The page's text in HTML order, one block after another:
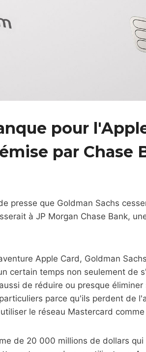
pour
par Chase
presse que Goldman Sachs
à JP Morgan Chase Bank,
Apple Card, Goldman
certain temps non seulement de
de réduire ou presque
parce qu'ils perdent de
le réseau Mastercard
de 20 000 millions de dollars